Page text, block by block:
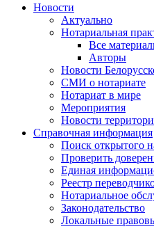
Новости
Актуально
Нотариальная
Все
Авторы
Новости
СМИ о нотариате
Нотариат в мире
Мероприятия
Новости
Справочная информация
Поиск открытого
Проверить
Единая
Реестр
Нотариальное
Законодательство
Локальные